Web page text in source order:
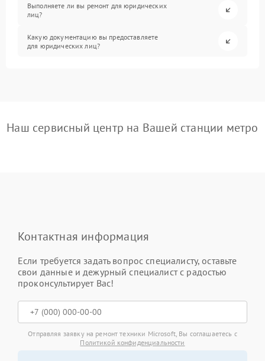
Выполняете ли вы ремонт для юридических
лиц?
Какую документацию вы предоставляете
для юридических лиц?
Наш сервисный центр на Вашей станции метро
Контактная информация
Если требуется задать вопрос специалисту, оставьте
свои данные и дежурный специалист с радостью
проконсультирует Вас!
Отправляя заявку на ремонт техники Microsoft, Вы соглашаетесь с
Политикой конфиденциальности